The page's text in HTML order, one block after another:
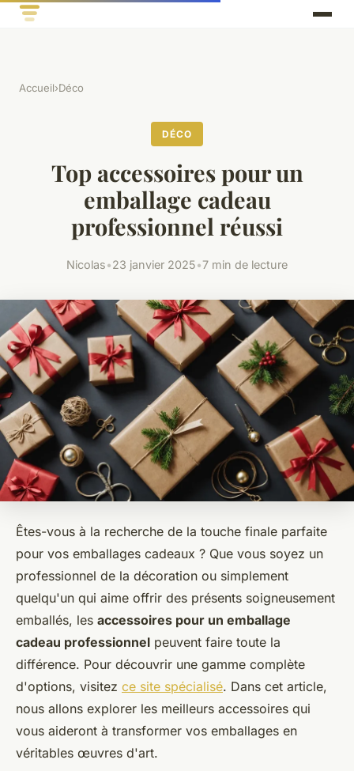
Accueil›Déco
DÉCO
Top accessoires pour un
emballage cadeau
professionnel réussi
Nicolas•23 janvier 2025•7 min de lecture
Êtes-vous à la recherche de la touche finale parfaite
pour vos emballages cadeaux ? Que vous soyez un
professionnel de la décoration ou simplement
quelqu'un qui aime offrir des présents soigneusement
emballés, les accessoires pour un emballage
cadeau professionnel peuvent faire toute la
différence. Pour découvrir une gamme complète
d'options, visitez ce site spécialisé. Dans cet article,
nous allons explorer les meilleurs accessoires qui
vous aideront à transformer vos emballages en
véritables œuvres d'art.